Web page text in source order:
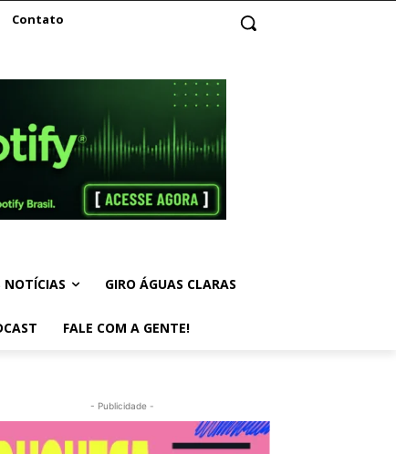
Contato
GIRO ÁGUAS CLARAS
FALE COM A GENTE!
- Publicidade -